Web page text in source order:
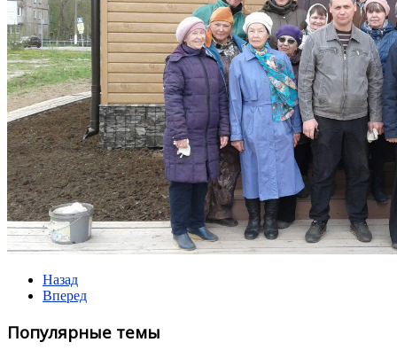
Назад
Вперед
Популярные темы